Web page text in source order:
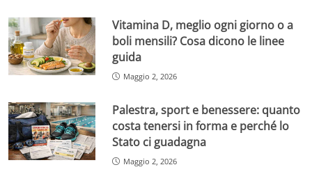
Vitamina D, meglio ogni giorno o a
boli mensili? Cosa dicono le linee
guida
Maggio 2, 2026
Palestra, sport e benessere: quanto
costa tenersi in forma e perché lo
Stato ci guadagna
Maggio 2, 2026